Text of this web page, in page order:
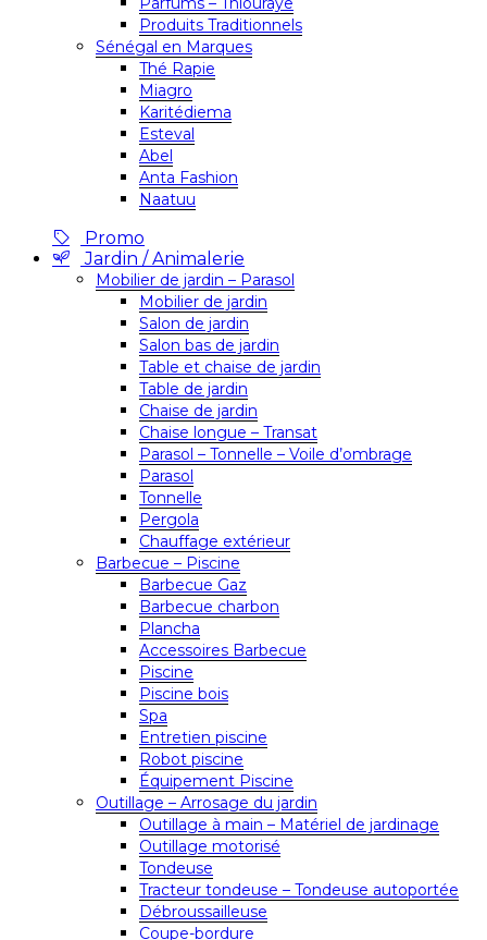
Produits Traditionnels
Sénégal en Marques
Thé Rapie
Miagro
Karitédiema
Esteval
Abel
Anta Fashion
Naatuu
Promo
Jardin / Animalerie
Mobilier de jardin – Parasol
Mobilier de jardin
Salon de jardin
Salon bas de jardin
Table et chaise de jardin
Table de jardin
Chaise de jardin
Chaise longue – Transat
Parasol – Tonnelle – Voile d’ombrage
Parasol
Tonnelle
Pergola
Chauffage extérieur
Barbecue – Piscine
Barbecue Gaz
Barbecue charbon
Plancha
Accessoires Barbecue
Piscine
Piscine bois
Spa
Entretien piscine
Robot piscine
Équipement Piscine
Outillage – Arrosage du jardin
Outillage à main – Matériel de jardinage
Outillage motorisé
Tondeuse
Tracteur tondeuse – Tondeuse autoportée
Débroussailleuse
Coupe-bordure